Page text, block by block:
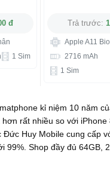
đ
1 Sim
Trả trước:
Apple A11
2716 mAh
1 Sim
kỉ niệm 10 năm
rất nhiều so với iPhone
Đức Huy Mobile cung cấp
99%. Shop đầy đủ 64GB,